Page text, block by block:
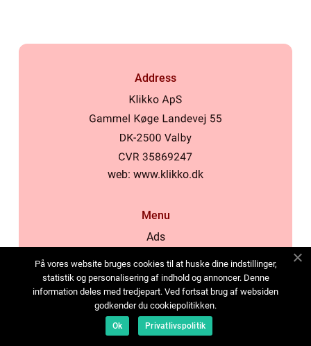
Address
web: www.klikko.dk
Menu
Ads
Cookies
Contact
Sitemap
På vores website bruges cookies til at huske dine indstillinger,
statistik og personalisering af indhold og annoncer. Denne
information deles med tredjepart. Ved fortsat brug af websiden
godkender du cookiepolitikken.
Ok Privatlivspolitik